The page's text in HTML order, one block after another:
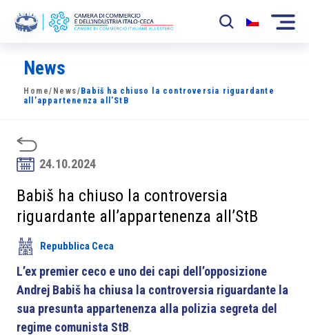
La Camera
News
Sviluppo Mercato
Soci
Partner
Progetti
Area riservata
News
Home/ News/ Babiš ha chiuso la controversia riguardante
all’appartenenza all’StB
24.10.2024
Babiš ha chiuso la controversia
riguardante all’appartenenza all’StB
Repubblica Ceca
L’ex premier ceco e uno dei capi dell’opposizione
Andrej Babiš ha chiusa la controversia riguardante la
sua presunta appartenenza alla polizia segreta del
regime comunista StB.